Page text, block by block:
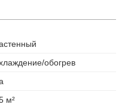
обогрев
м²